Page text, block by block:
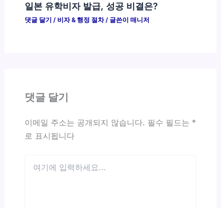
일본 유학비자 발급, 성공 비결은?
댓글 달기 / 비자 & 행정 절차/ 글쓴이 매니저
댓글 달기
이메일 주소는 공개되지 않습니다. 필수 필드는 *
로 표시됩니다